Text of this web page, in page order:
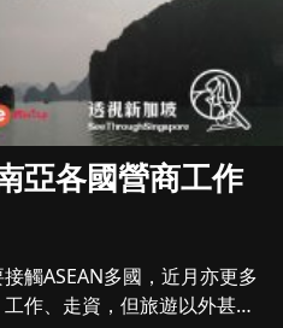
亞各國營商工作
觸ASEAN多國，近月亦更多
作、走資，但旅遊以外甚少